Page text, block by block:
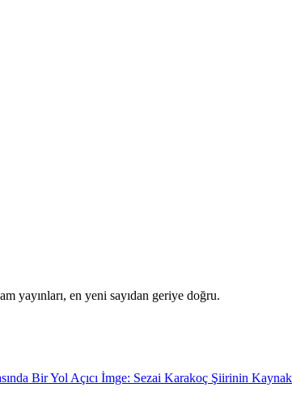
yayınları, en yeni sayıdan geriye doğru.
Bir Yol Açıcı İmge: Sezai Karakoç Şiirinin